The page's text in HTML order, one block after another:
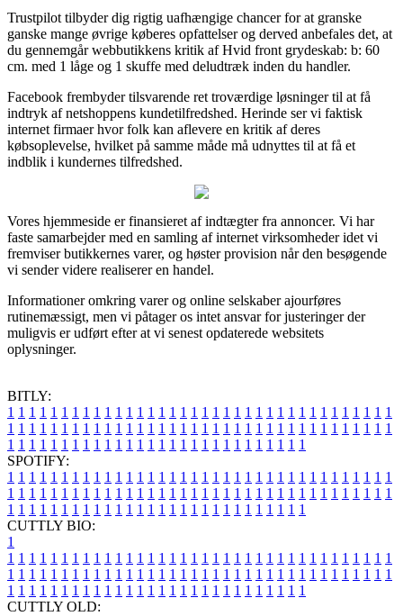
Trustpilot tilbyder dig rigtig uafhængige chancer for at granske
ganske mange øvrige køberes opfattelser og derved anbefales det, at
du gennemgår webbutikkens kritik af Hvid front grydeskab: b: 60
cm. med 1 låge og 1 skuffe med deludtræk inden du handler.
Facebook frembyder tilsvarende ret troværdige løsninger til at få
indtryk af netshoppens kundetilfredshed. Herinde ser vi faktisk
internet firmaer hvor folk kan aflevere en kritik af deres
købsoplevelse, hvilket på samme måde må udnyttes til at få et
indblik i kundernes tilfredshed.
Vores hjemmeside er finansieret af indtægter fra annoncer. Vi har
faste samarbejder med en samling af internet virksomheder idet vi
fremviser butikkernes varer, og høster provision når den besøgende
vi sender videre realiserer en handel.
Informationer omkring varer og online selskaber ajourføres
rutinemæssigt, men vi påtager os intet ansvar for justeringer der
muligvis er udført efter at vi senest opdaterede websitets
oplysninger.
BITLY:
1 1 1 1 1 1 1 1 1 1 1 1 1 1 1 1 1 1 1 1 1 1 1 1 1 1 1 1 1 1 1 1 1 1 1 1
1 1 1 1 1 1 1 1 1 1 1 1 1 1 1 1 1 1 1 1 1 1 1 1 1 1 1 1 1 1 1 1 1 1 1 1
1 1 1 1 1 1 1 1 1 1 1 1 1 1 1 1 1 1 1 1 1 1 1 1 1 1 1 1
SPOTIFY:
1 1 1 1 1 1 1 1 1 1 1 1 1 1 1 1 1 1 1 1 1 1 1 1 1 1 1 1 1 1 1 1 1 1 1 1
1 1 1 1 1 1 1 1 1 1 1 1 1 1 1 1 1 1 1 1 1 1 1 1 1 1 1 1 1 1 1 1 1 1 1 1
1 1 1 1 1 1 1 1 1 1 1 1 1 1 1 1 1 1 1 1 1 1 1 1 1 1 1 1
CUTTLY BIO:
1
1 1 1 1 1 1 1 1 1 1 1 1 1 1 1 1 1 1 1 1 1 1 1 1 1 1 1 1 1 1 1 1 1 1 1 1
1 1 1 1 1 1 1 1 1 1 1 1 1 1 1 1 1 1 1 1 1 1 1 1 1 1 1 1 1 1 1 1 1 1 1 1
1 1 1 1 1 1 1 1 1 1 1 1 1 1 1 1 1 1 1 1 1 1 1 1 1 1 1 1
CUTTLY OLD: